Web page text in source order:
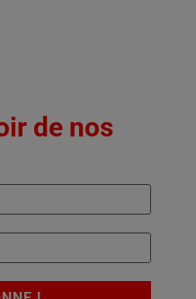
de nos